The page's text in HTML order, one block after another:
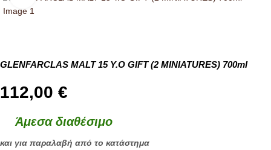
GLENFARCLAS MALT 15 Y.O GIFT (2 MINIATURES) 700ml
112,00 €
Άμεσα διαθέσιμο
και για παραλαβή από το κατάστημα